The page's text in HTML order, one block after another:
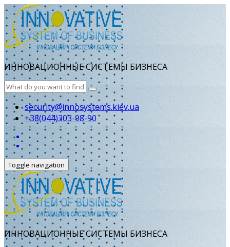
ИННОВАЦИОННЫЕ СИСТЕМЫ БИЗНЕСА
security@innosystems.kiev.ua
+38(044)303-98-90
Toggle navigation
ИННОВАЦИОННЫЕ СИСТЕМЫ БИЗНЕСА